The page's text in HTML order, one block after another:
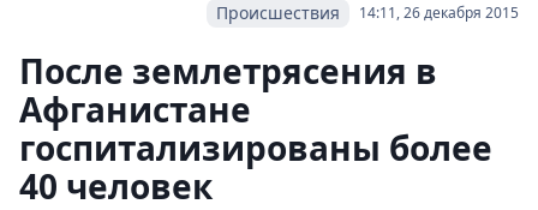
14:11, 26 декабря 2015
Происшествия
После землетрясения в
Афганистане
госпитализированы более
40 человек